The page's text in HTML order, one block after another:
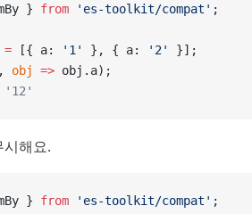
} from 'es-toolkit/compat' ;
= [{ a: '1' }, { a: '2'
}];
obj => obj.a);
'12'
해요.
} from 'es-toolkit/compat' ;